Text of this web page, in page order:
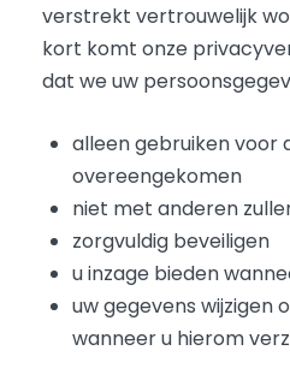
verstrekt vertrouwelijk
kort komt onze
dat we uw
alleen gebruiken voor
overeengekomen
niet met anderen
zorgvuldig beveiligen
u inzage bieden
uw gegevens wijzigen
wanneer u hierom